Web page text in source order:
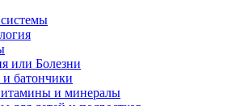
или Болезни
и батончики
и минералы